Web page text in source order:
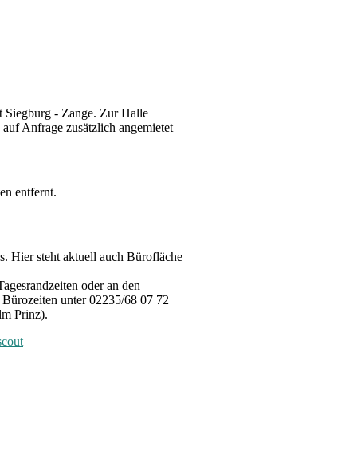
Siegburg - Zange. Zur Halle
Anfrage zusätzlich angemietet
entfernt.
Hier steht aktuell auch Bürofläche
oder an den
unter 02235/68 07 72
Prinz).